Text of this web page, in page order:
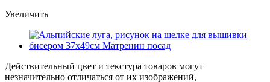
Увеличить
Действительный цвет и текстура товаров могут
незначительно отличаться от их изображений,